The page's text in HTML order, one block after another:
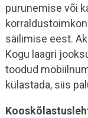
purunemise või
säilimise eest.
Kogu laagri
toodud
külastada, siis